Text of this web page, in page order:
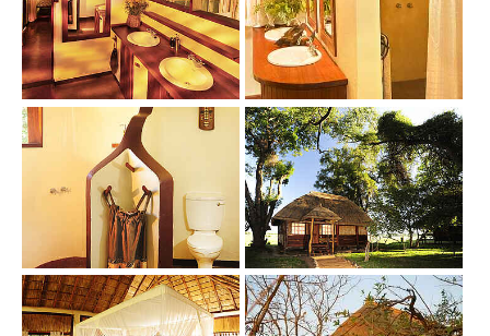
Show larger version Show larger version
Show larger version Show larger version